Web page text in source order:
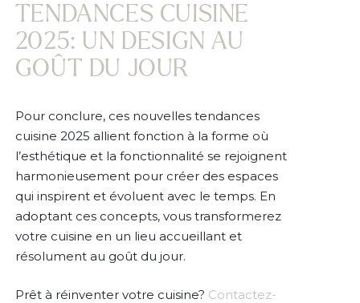
TENDANCES CUISINE
2025: UN DESIGN AU
GOÛT DU JOUR
Pour conclure, ces nouvelles tendances
cuisine 2025 allient fonction à la forme où
l’esthétique et la fonctionnalité se rejoignent
harmonieusement pour créer des espaces
qui inspirent et évoluent avec le temps. En
adoptant ces concepts, vous transformerez
votre cuisine en un lieu accueillant et
résolument au goût du jour.
Prêt à réinventer votre cuisine? Contactez-